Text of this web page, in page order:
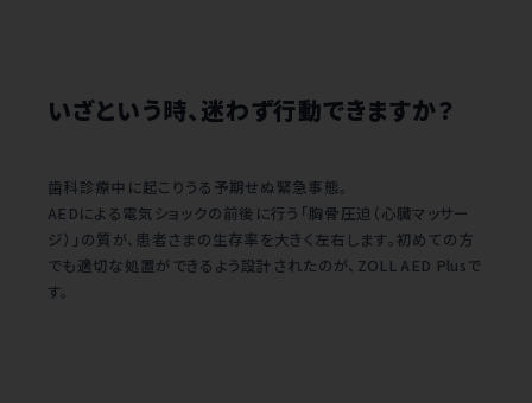
いざという時、迷わず行動できますか？
歯科診療中に起こりうる予期せぬ緊急事態。
AEDによる電気ショックの前後に行う「胸骨圧迫（心臓マッサー
ジ）」の質が、患者さまの生存率を大きく左右します。初めての方
でも適切な処置ができるよう設計されたのが、ZOLL AED Plusで
す。